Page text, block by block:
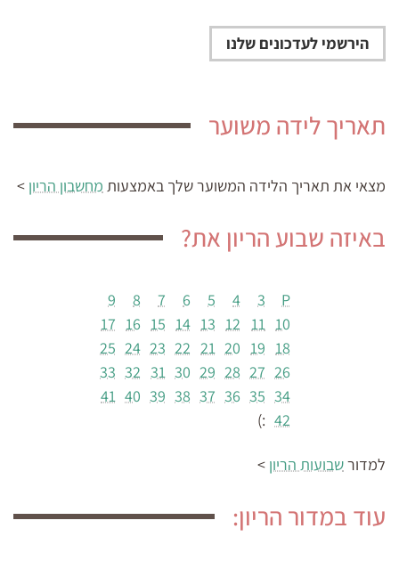
תאריך לידה משוער
מצאי את תאריך הלידה המשוערשלך באמצעות מחשבון הריון >
באיזה שבוע הריון את?
P
3
4
5
6
7
8
9
10
11
12
13
14
15
16
17
18
19
20
21
22
23
24
25
26
27
28
29
30
31
32
33
34
35
36
37
38
39
40
41
42
:)
למדורשבועות הריון >
עוד במדור הריון: